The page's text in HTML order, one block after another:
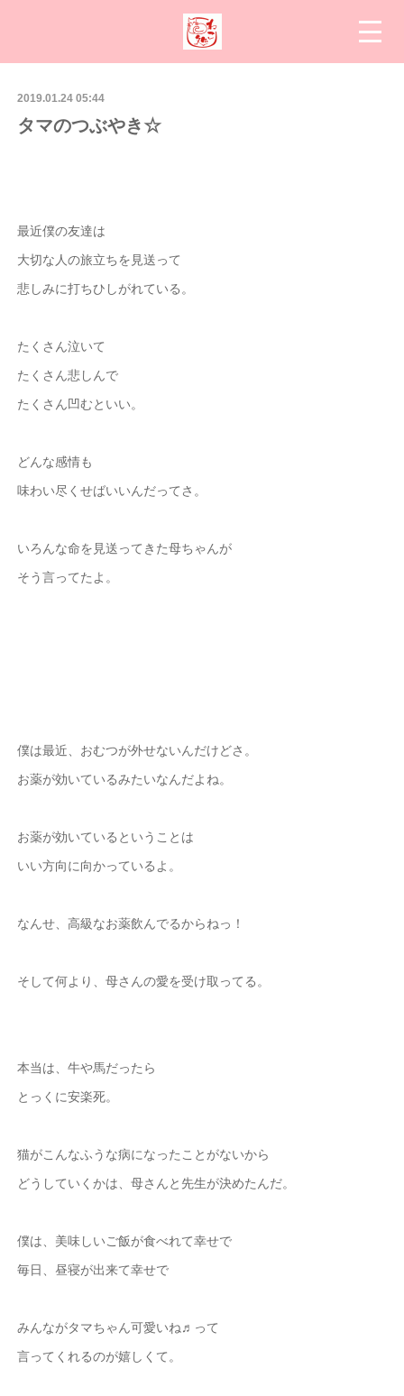
2019.01.24 05:44
タマのつぶやき☆
最近僕の友達は
大切な人の旅立ちを見送って
悲しみに打ちひしがれている。
たくさん泣いて
たくさん悲しんで
たくさん凹むといい。
どんな感情も
味わい尽くせばいいんだってさ。
いろんな命を見送ってきた母ちゃんが
そう言ってたよ。
僕は最近、おむつが外せないんだけどさ。
お薬が効いているみたいなんだよね。
お薬が効いているということは
いい方向に向かっているよ。
なんせ、高級なお薬飲んでるからねっ！
そして何より、母さんの愛を受け取ってる。
本当は、牛や馬だったら
とっくに安楽死。
猫がこんなふうな病になったことがないから
どうしていくかは、母さんと先生が決めたんだ。
僕は、美味しいご飯が食べれて幸せで
毎日、昼寝が出来て幸せで
みんながタマちゃん可愛いね♬って
言ってくれるのが嬉しくて。